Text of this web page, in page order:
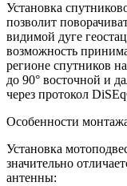
Установка
позволит
видимой дуге
возможность
регионе спутников
до 90° восточной и
через протокол
Особенности
Установка
значительно
антенны: